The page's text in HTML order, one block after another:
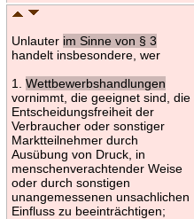
Unlauter im Sinne von § 3
handelt insbesondere, wer
1. Wettbewerbshandlungen
vornimmt, die geeignet sind, die
Entscheidungsfreiheit der
Verbraucher oder sonstiger
Marktteilnehmer durch
Ausübung von Druck, in
menschenverachtender Weise
oder durch sonstigen
unangemessenen unsachlichen
Einfluss zu beeinträchtigen;